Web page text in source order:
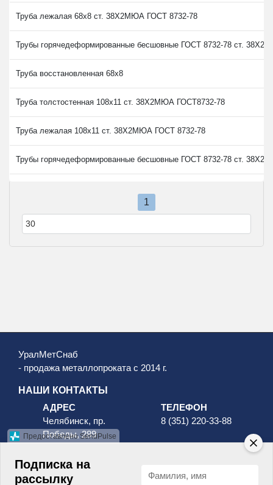
Труба лежалая 68х8 ст. 38Х2МЮА ГОСТ 8732-78
Трубы горячедеформированные бесшовные ГОСТ 8732-78 ст.
Труба восстановленная 68х8
Труба толстостенная 108х11 ст. 38Х2МЮА ГОСТ8732-78
Труба лежалая 108х11 ст. 38Х2МЮА ГОСТ 8732-78
Трубы горячедеформированные бесшовные ГОСТ 8732-78 ст.
1
УралМетСнаб
- продажа металлопроката с 2014 г.
НАШИ КОНТАКТЫ
АДРЕС
Челябинск, пр.
Победы, 289
ТЕЛЕФОН
8 (351) 220-33-88
Подписка на
рассылку
Предоставлено SendPulse